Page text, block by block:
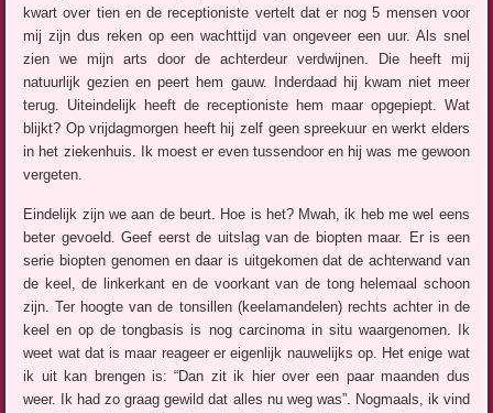
kwart over tien en de receptioniste vertelt dat er nog 5 mensen voor
mij zijn dus reken op een wachttijd van ongeveer een uur. Als snel
zien we mijn arts door de achterdeur verdwijnen. Die heeft mij
natuurlijk gezien en peert hem gauw. Inderdaad hij kwam niet meer
terug. Uiteindelijk heeft de receptioniste hem maar opgepiept. Wat
blijkt? Op vrijdagmorgen heeft hij zelf geen spreekuur en werkt elders
in het ziekenhuis. Ik moest er even tussendoor en hij was me gewoon
vergeten.
Eindelijk zijn we aan de beurt. Hoe is het? Mwah, ik heb me wel eens
beter gevoeld. Geef eerst de uitslag van de biopten maar. Er is een
serie biopten genomen en daar is uitgekomen dat de achterwand van
de keel, de linkerkant en de voorkant van de tong helemaal schoon
zijn. Ter hoogte van de tonsillen (keelamandelen) rechts achter in de
keel en op de tongbasis is nog carcinoma in situ waargenomen. Ik
weet wat dat is maar reageer er eigenlijk nauwelijks op. Het enige wat
ik uit kan brengen is: “Dan zit ik hier over een paar maanden dus
weer. Ik had zo graag gewild dat alles nu weg was”. Nogmaals, ik vind